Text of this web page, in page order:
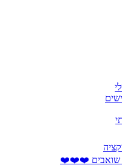
או שואבים ❤️❤️❤️